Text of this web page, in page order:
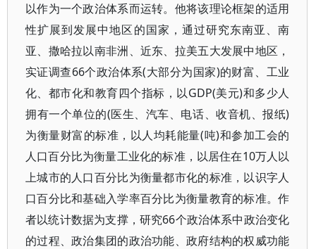
以作为一个政治体系而运转。他将该理论框架的适用
性扩展到发展中地区的国家，通过研究东南亚、南
亚、撒哈拉以南非洲、近东、拉美五大发展中地区，
实证调查66个政治体系(大部分为国家)的财富、工业
化、都市化和教育四个指标，以GDP(美元)和多少人
拥有一个单位的(医生、汽车、电话、收音机、报纸)
为衡量财富的标准，以人均耗能量(吨)和参加工会的
人口百分比为衡量工业化的标准，以居住在10万人以
上城市的人口百分比为衡量都市化的标准，以识字人
口百分比和基础入学率百分比为衡量教育的标准。作
者以统计数据为支撑，研究66个政治体系中政治变化
的过程、政治集团的政治功能、政府结构的权威功能